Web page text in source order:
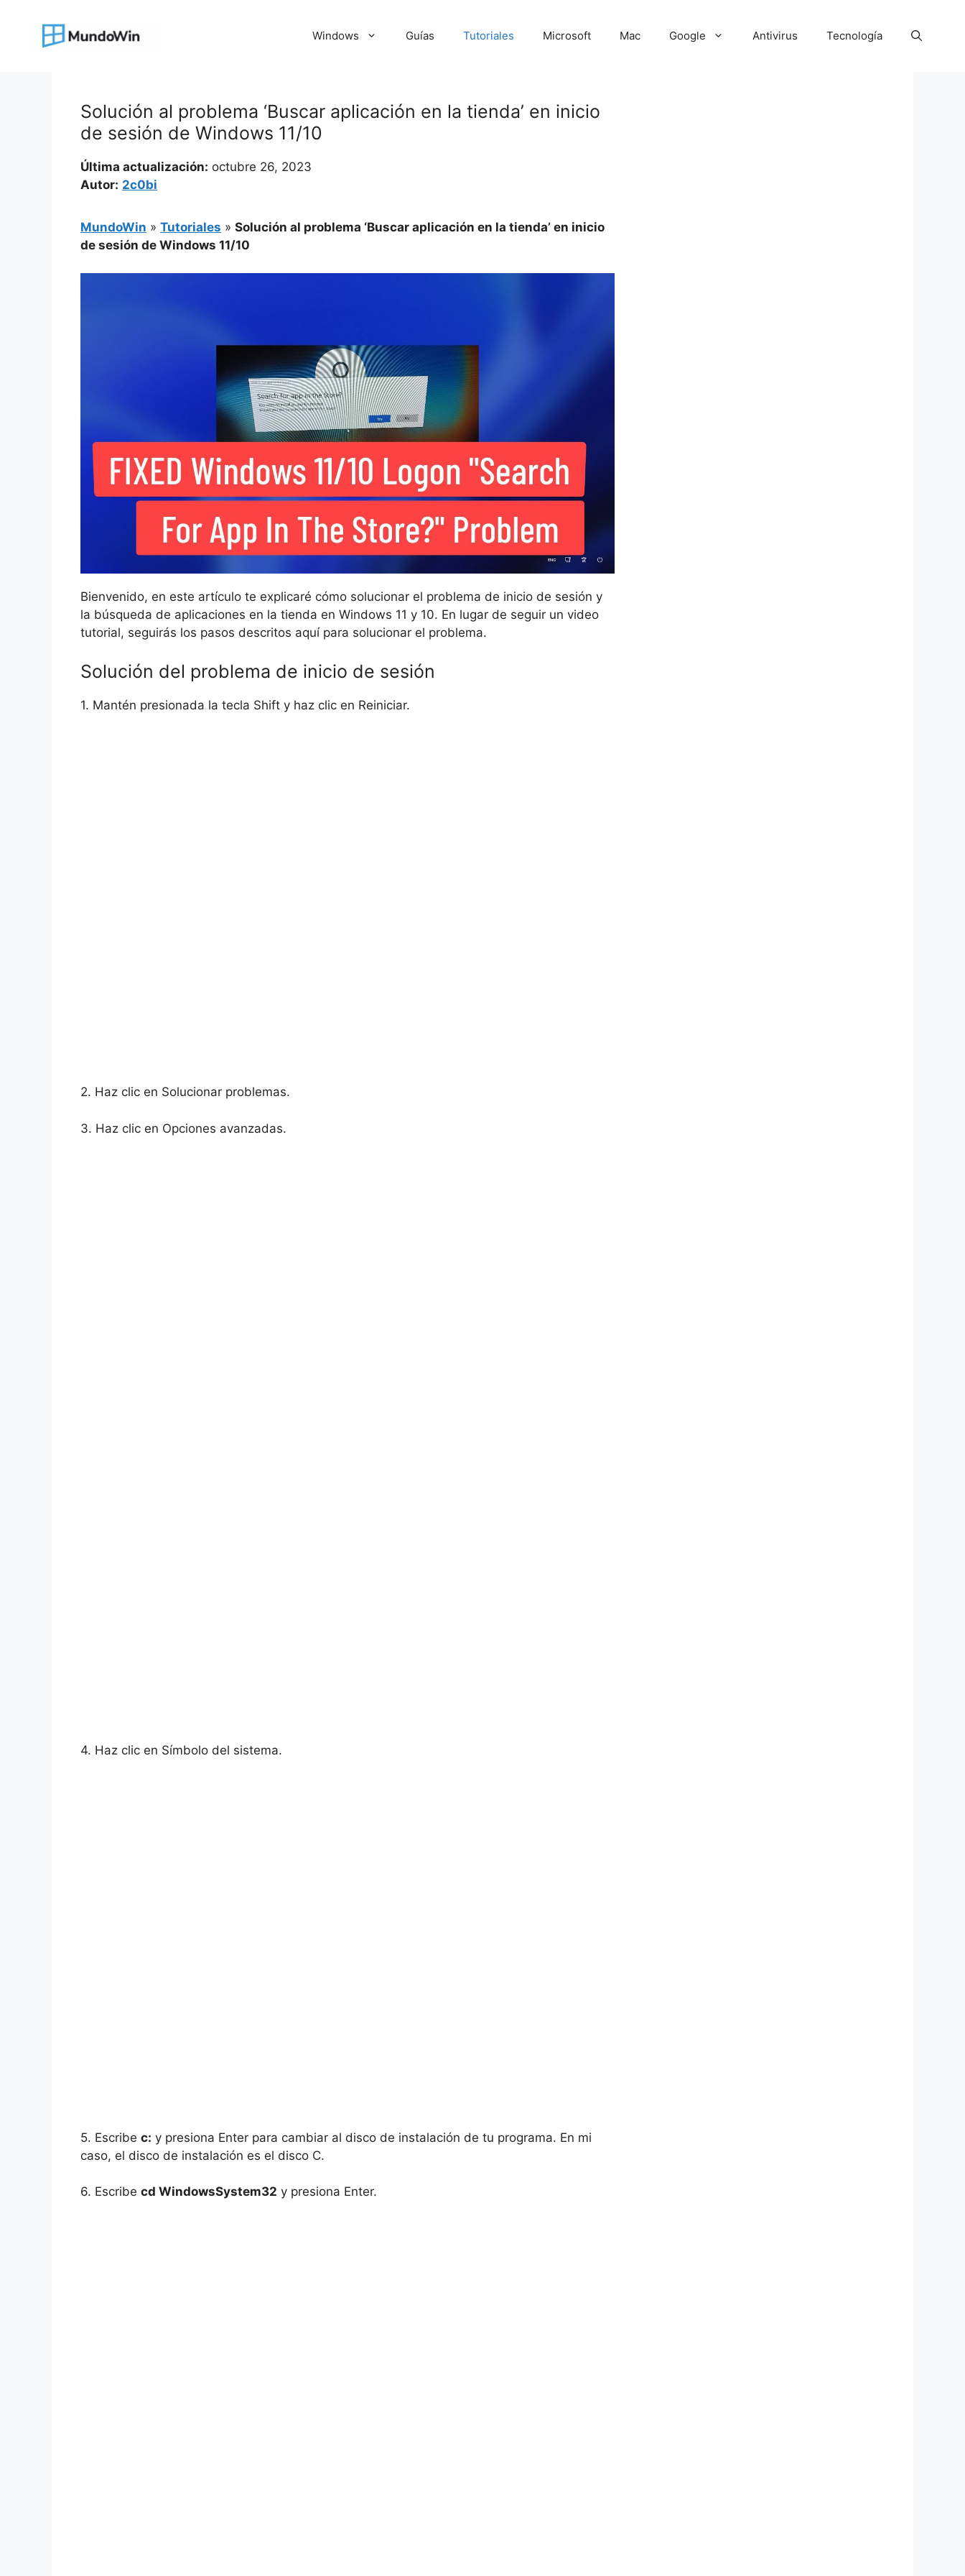
contenido
Windows Guías Tutoriales Microsoft Mac Google Antivirus Tecnología
Solución al problema ‘Buscar aplicación en la tienda’ en inicio
de sesión de Windows 11/10
Última actualización: octubre 26, 2023
Autor: 2c0bi
MundoWin » Tutoriales » Solución al problema ‘Buscar aplicación en la tienda’ en inicio
de sesión de Windows 11/10
Bienvenido, en este artículo te explicaré cómo solucionar el problema de inicio de sesión y
la búsqueda de aplicaciones en la tienda en Windows 11 y 10. En lugar de seguir un video
tutorial, seguirás los pasos descritos aquí para solucionar el problema.
Solución del problema de inicio de sesión
1. Mantén presionada la tecla Shift y haz clic en Reiniciar.
2. Haz clic en Solucionar problemas.
3. Haz clic en Opciones avanzadas.
4. Haz clic en Símbolo del sistema.
5. Escribe c: y presiona Enter para cambiar al disco de instalación de tu programa. En mi
caso, el disco de instalación es el disco C.
6. Escribe cd WindowsSystem32 y presiona Enter.